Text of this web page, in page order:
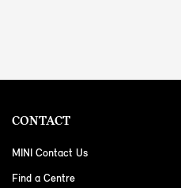
CONTACT
MINI Contact Us
Find a Centre